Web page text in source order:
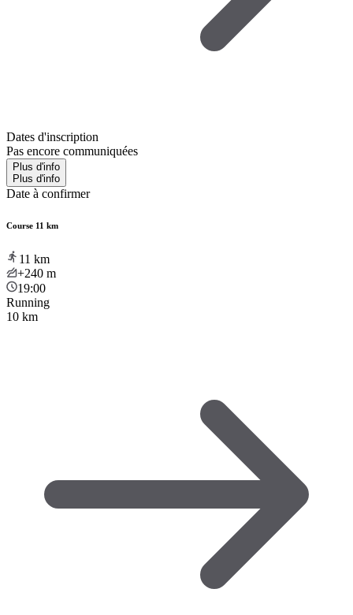
Dates d'inscription
Pas encore communiquées
Plus d'info
Plus d'info
Date à confirmer
Course 11 km
11 km
+240 m
19:00
Running
10 km